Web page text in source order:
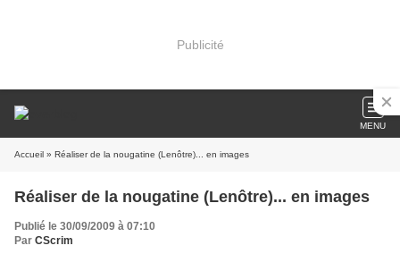
Publicité
MENU
Accueil » Réaliser de la nougatine (Lenôtre)... en images
Réaliser de la nougatine (Lenôtre)... en images
Publié le 30/09/2009 à 07:10
Par CScrim